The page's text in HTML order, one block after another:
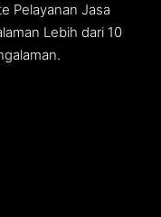
Pelayanan Jasa
Lebih dari 10